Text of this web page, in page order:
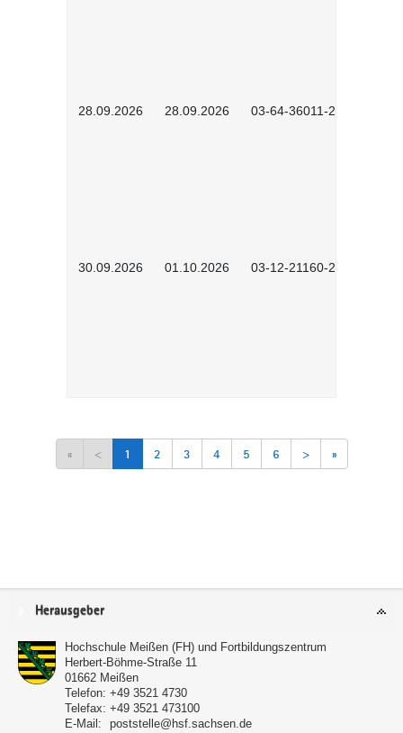
28.09.2026 28.09.2026 03-64-36011-2603
30.09.2026 01.10.2026 03-12-21160-2601
« < 1 2 3 4 5 6 > »
Service
Herausgeber
Hochschule Meißen (FH) und Fortbildungszentrum
Herbert-Böhme-Straße 11
01662 Meißen
Telefon: +49 3521 4730
Telefax: +49 3521 473100
E-Mail:
poststelle@hsf.sachsen.de